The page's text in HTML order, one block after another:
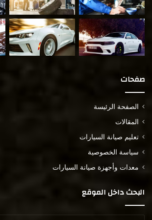
صفحات
الصفحة الرئيسة
المقالات
تعليم صيانة السيارات
سياسة الخصوصية
معدات وأجهزة صيانة السيارات
البحث داخل الموقع